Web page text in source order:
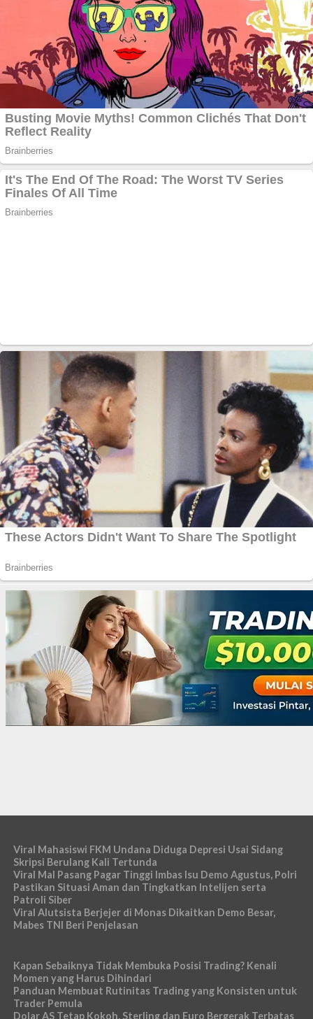
Viral Mahasiswi FKM Undana Diduga Depresi Usai Sidang
Skripsi Berulang Kali Tertunda
Viral Mal Pasang Pagar Tinggi Imbas Isu Demo Agustus, Polri
Pastikan Situasi Aman dan Tingkatkan Intelijen serta
Patroli Siber
Viral Alutsista Berjejer di Monas Dikaitkan Demo Besar,
Mabes TNI Beri Penjelasan
Kapan Sebaiknya Tidak Membuka Posisi Trading? Kenali
Momen yang Harus Dihindari
Panduan Membuat Rutinitas Trading yang Konsisten untuk
Trader Pemula
Dolar AS Tetap Kokoh, Sterling dan Euro Bergerak Terbatas